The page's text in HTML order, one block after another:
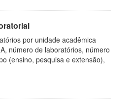
por unidade acadêmica
número de laboratórios, número
(ensino, pesquisa e extensão),